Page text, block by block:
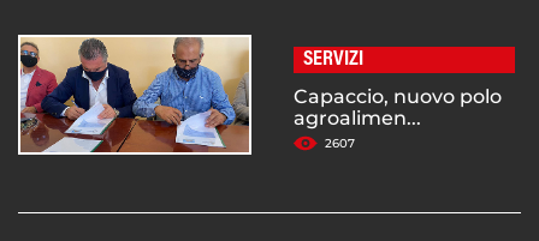
SERVIZI
Capaccio, nuovo polo
agroalimen...
2607